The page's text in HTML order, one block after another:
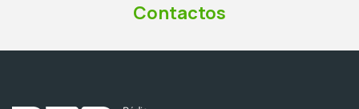
Contactos